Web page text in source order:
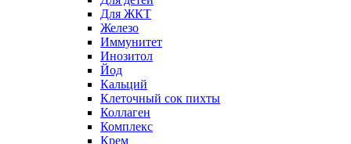
Для ЖКТ
Железо
Иммунитет
Инозитол
Йод
Кальций
Клеточный сок пихты
Коллаген
Комплекс
Крем